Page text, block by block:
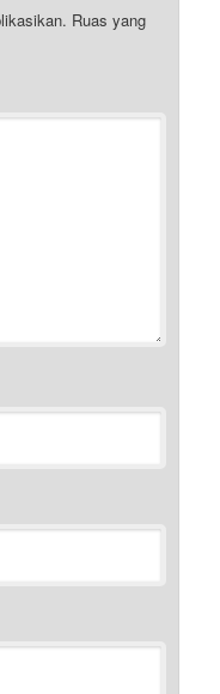
Ruas yang